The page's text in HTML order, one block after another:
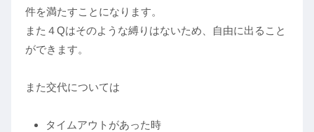
件を満たすことになります。
また４Qはそのような縛りはないため、自由に出ること
ができます。
また交代については
タイムアウトがあった時